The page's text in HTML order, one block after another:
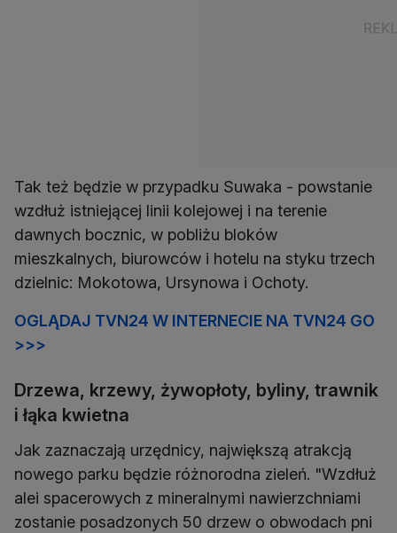
Tak też będzie w przypadku Suwaka - powstanie
wzdłuż istniejącej linii kolejowej i na terenie
dawnych bocznic, w pobliżu bloków
mieszkalnych, biurowców i hotelu na styku trzech
dzielnic: Mokotowa, Ursynowa i Ochoty.
OGLĄDAJ TVN24 W INTERNECIE NA TVN24 GO
>>>
Drzewa, krzewy, żywopłoty, byliny, trawnik
i łąka kwietna
Jak zaznaczają urzędnicy, największą atrakcją
nowego parku będzie różnorodna zieleń. "Wzdłuż
alei spacerowych z mineralnymi nawierzchniami
zostanie posadzonych 50 drzew o obwodach pni